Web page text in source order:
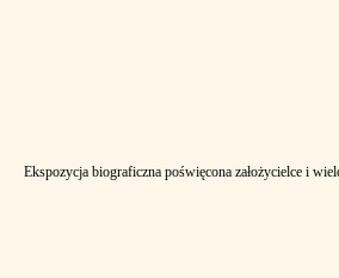
Ekspozycja biograficzna poświęcona założycielce i